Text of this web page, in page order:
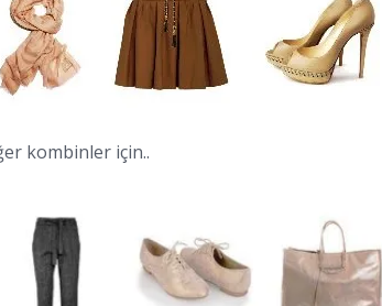
kombinler için..